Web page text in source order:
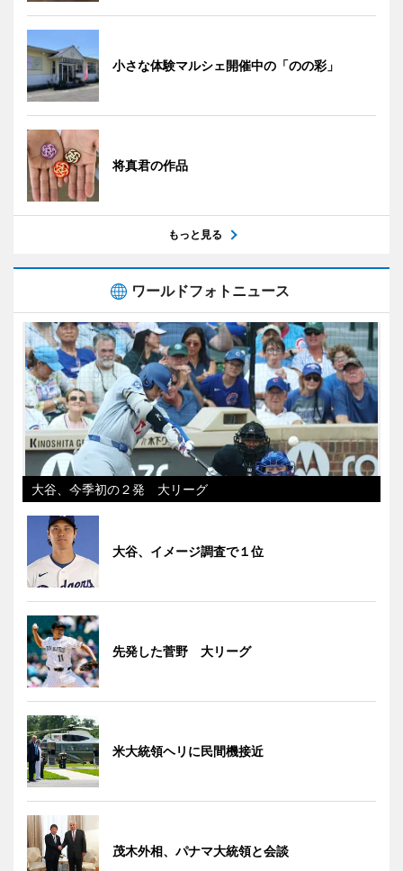
小さな体験マルシェ開催中の「のの彩」
将真君の作品
もっと見る
ワールドフォトニュース
大谷、今季初の２発 大リーグ
大谷、イメージ調査で１位
先発した菅野 大リーグ
米大統領ヘリに民間機接近
茂木外相、パナマ大統領と会談